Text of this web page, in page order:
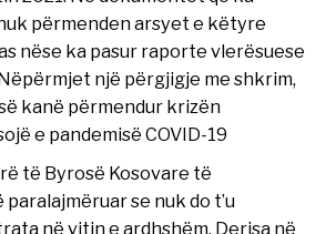
përmenden arsyet e këtyre
nëse ka pasur raporte vlerësuese
një përgjigje me shkrim,
kanë përmendur krizën
e pandemisë COVID-19
të Byrosë Kosovare të
se nuk do t’u
në vitin e ardhshëm. Derisa në